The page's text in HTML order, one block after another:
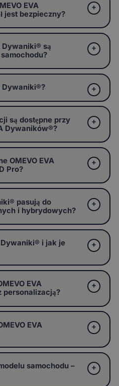
EVA
jest bezpieczny?
Dywaniki® są
Dywaniki®?
są dostępne przy
Dywaników®?
OMEVO EVA
Pro?
pasują do
i hybrydowych?
Dywaniki® i jak je
EVA
personalizacją?
EVA
samochodu –